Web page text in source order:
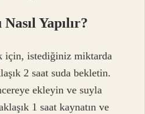
Yapılır?
için, istediğiniz miktarda
2 saat suda bekletin.
ekleyin ve suyla
1 saat kaynatın ve